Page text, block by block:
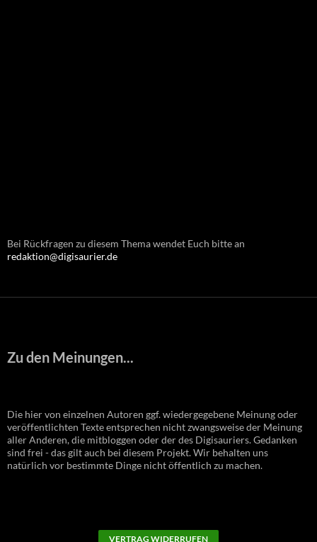
Bei Rückfragen zu diesem Thema wendet Euch bitte an
redaktion@digisaurier.de
Zu den Meinungen...
Die hier von einzelnen Autoren ggf. wiedergegebene Meinung oder
veröffentlichten Texte entsprechen nicht zwangsweise der Meinung
aller Anderen, die mitbloggen oder der des Digisauriers. Gedanken
sind frei - das gilt auch bei diesem Projekt. Wir behalten uns
natürlich vor bestimmte Dinge nicht öffentlich zu machen.
VERTRAG WIDERRUFEN